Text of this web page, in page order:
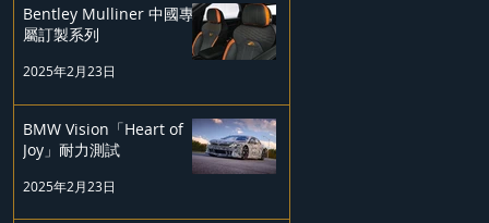
Bentley Mulliner 中國專
屬訂製系列
2025年2月23日
BMW Vision「Heart of
Joy」耐力測試
2025年2月23日